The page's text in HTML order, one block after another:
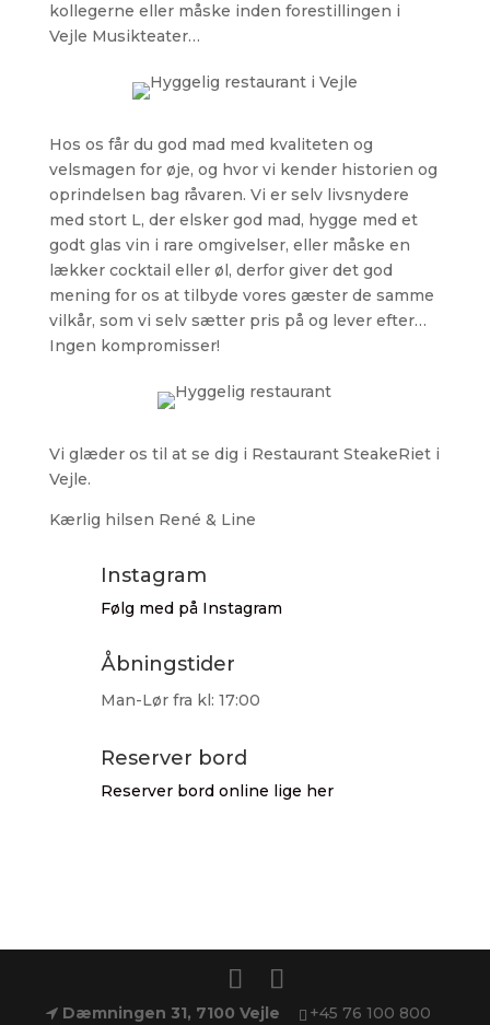
kollegerne eller måske inden forestillingen i
Vejle Musikteater…
Hos os får du god mad med kvaliteten og
velsmagen for øje, og hvor vi kender historien og
oprindelsen bag råvaren. Vi er selv livsnydere
med stort L, der elsker god mad, hygge med et
godt glas vin i rare omgivelser, eller måske en
lækker cocktail eller øl, derfor giver det god
mening for os at tilbyde vores gæster de samme
vilkår, som vi selv sætter pris på og lever efter…
Ingen kompromisser!
Vi glæder os til at se dig i Restaurant SteakeRiet i
Vejle.
Kærlig hilsen René & Line
Instagram
Følg med på Instagram
Åbningstider
Man-Lør fra kl: 17:00
Reserver bord
Reserver bord online lige her
Dæmningen 31, 7100 Vejle +45 76 100 800